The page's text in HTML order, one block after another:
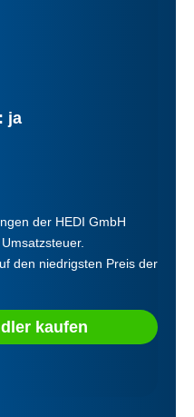
ja
der HEDI GmbH
den niedrigsten Preis der
kaufen